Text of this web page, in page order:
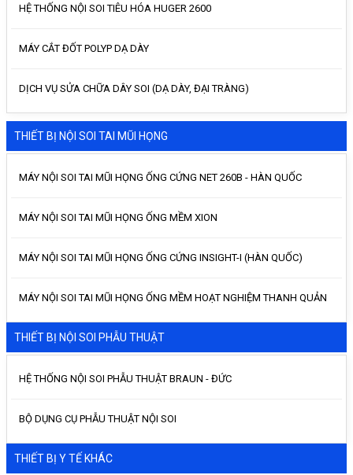
HỆ THỐNG NỘI SOI TIÊU HÓA HUGER 2600
MÁY CẮT ĐỐT POLYP DẠ DÀY
DỊCH VỤ SỬA CHỮA DÂY SOI (DẠ DÀY, ĐẠI TRÀNG)
THIẾT BỊ NỘI SOI TAI MŨI HỌNG
MÁY NỘI SOI TAI MŨI HỌNG ỐNG CỨNG NET 260B - HÀN QUỐC
MÁY NỘI SOI TAI MŨI HỌNG ỐNG MỀM XION
MÁY NỘI SOI TAI MŨI HỌNG ỐNG CỨNG INSIGHT-I (HÀN QUỐC)
MÁY NỘI SOI TAI MŨI HỌNG ỐNG MỀM HOẠT NGHIỆM THANH QUẢN
THIẾT BỊ NỘI SOI PHẪU THUẬT
HỆ THỐNG NỘI SOI PHẪU THUẬT BRAUN - ĐỨC
BỘ DỤNG CỤ PHẪU THUẬT NỘI SOI
THIẾT BỊ Y TẾ KHÁC